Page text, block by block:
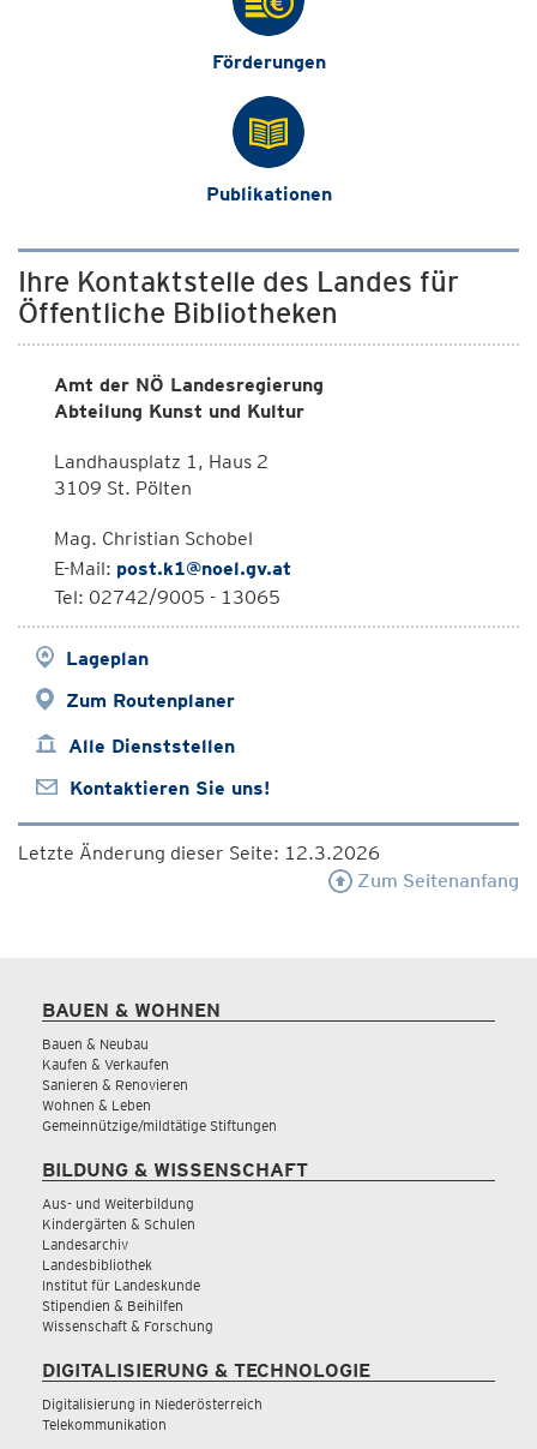
Förderungen
Publikationen
Ihre Kontaktstelle des Landes für
Öffentliche Bibliotheken
Amt der NÖ Landesregierung
Abteilung Kunst und Kultur
Landhausplatz 1, Haus 2
3109 St. Pölten
Mag. Christian Schobel
E-Mail: post.k1@noel.gv.at
Tel: 02742/9005 - 13065
Lageplan
Zum Routenplaner
Alle Dienststellen
Kontaktieren Sie uns!
Letzte Änderung dieser Seite: 12.3.2026
Zum Seitenanfang
BAUEN & WOHNEN
Bauen & Neubau
Kaufen & Verkaufen
Sanieren & Renovieren
Wohnen & Leben
Gemeinnützige/mildtätige Stiftungen
BILDUNG & WISSENSCHAFT
Aus- und Weiterbildung
Kindergärten & Schulen
Landesarchiv
Landesbibliothek
Institut für Landeskunde
Stipendien & Beihilfen
Wissenschaft & Forschung
DIGITALISIERUNG & TECHNOLOGIE
Digitalisierung in Niederösterreich
Telekommunikation